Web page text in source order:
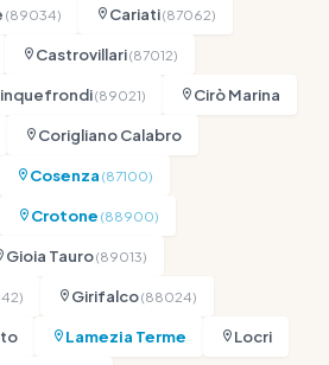
(89034) Cariati(87062)
Castrovillari(87012)
(89021)
Cirò Marina
Corigliano Calabro
Cosenza (87100)
Crotone (88900)
Gioia Tauro(89013)
Girifalco(88024)
Lamezia Terme
Locri